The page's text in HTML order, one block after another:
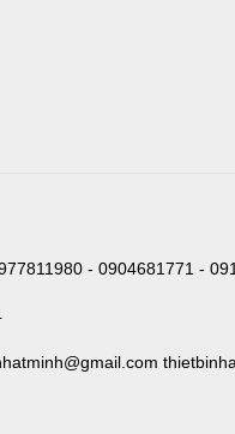
- 0904681771 -